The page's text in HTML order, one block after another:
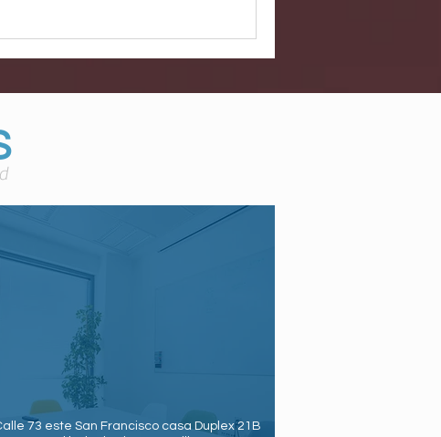
73 este San Francisco casa Duplex 21B